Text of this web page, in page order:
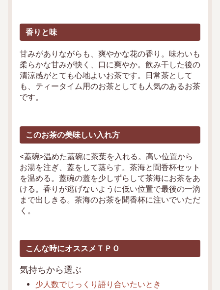
香りと味
甘みがありながらも、爽やかな花の香り。味わいも
柔らかな甘みが快く、口に爽やか。飲み干した後の
清涼感がとても心地よいお茶です。日常茶として
も、ティータイム用のお茶としても人気のあるお茶
です。
このお茶の美味しい入れ方
<蓋碗>温めた蓋碗に茶葉を入れる。高い位置から
お湯を注ぎ、蓋をして蒸らす。茶海と聞香杯セット
を温める。蓋碗の蓋を少しずらして茶海にお茶をあ
ける。香りが逃げないように低い位置で最後の一滴
まで出しきる。茶海のお茶を聞香杯に注いでいただ
く。
こんな時にオススメＴＰＯ
気持ちから選ぶ
少人数でじっくり語り合いたいとき